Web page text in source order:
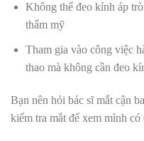
Không thể đeo kính áp
thẩm mỹ
Tham gia vào công việc
thao mà không cần đeo
Bạn nên hỏi bác sĩ mắt cận
kiểm tra mắt để xem mình